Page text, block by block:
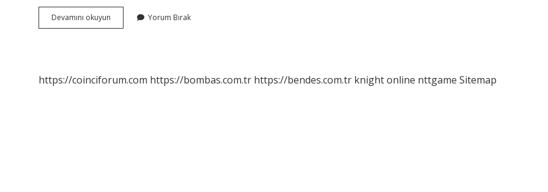
Devamını okuyun Öksürük
Otunun
Yorum Bırak
https://coinciforum.com https://bombas.com.tr https://bendes.com.tr knight online nttgame Sitemap